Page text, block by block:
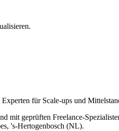
für Scale-ups und
mit geprüften Freelance-
's-Hertogenbosch (NL).